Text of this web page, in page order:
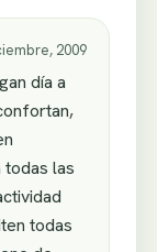
2009
día a
todas las
todas